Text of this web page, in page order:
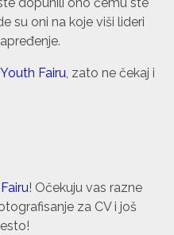
su oni na koje viši lideri
Youth Fairu , zato ne čekaj i
! Očekuju vas razne
za CV i još